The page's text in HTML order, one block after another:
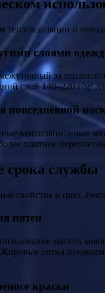
теплоизоляции и
слоями
за
слой 140–220 г/м²
повседневной
вентиляционные
плотное
срока службы
свойства и цвет.
пятен
мягких
пятна
краски